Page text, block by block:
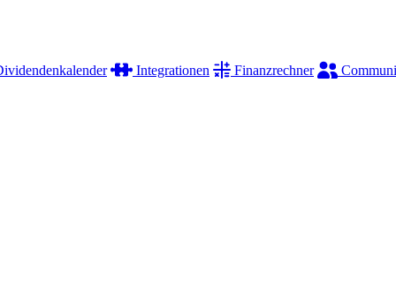
Integrationen Finanzrechner